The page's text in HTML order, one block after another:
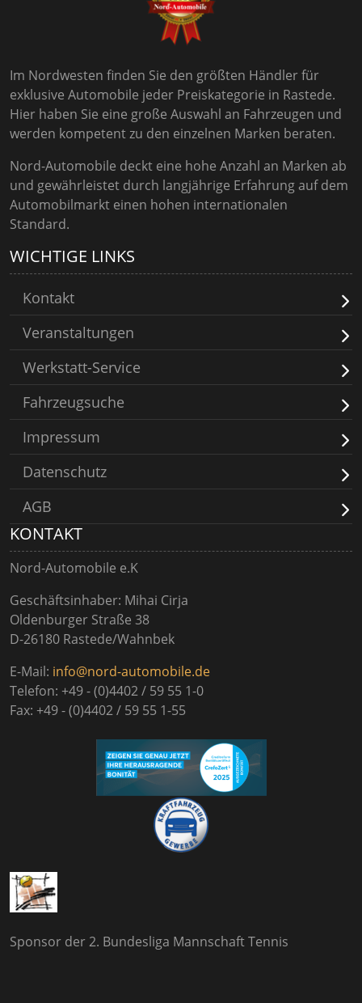
Im Nordwesten finden Sie den größten Händler für
exklusive Automobile jeder Preiskategorie in Rastede.
Hier haben Sie eine große Auswahl an Fahrzeugen und
werden kompetent zu den einzelnen Marken beraten.
Nord-Automobile deckt eine hohe Anzahl an Marken ab
und gewährleistet durch langjährige Erfahrung auf dem
Automobilmarkt einen hohen internationalen
Standard.
WICHTIGE LINKS
Kontakt
Veranstaltungen
Werkstatt-Service
Fahrzeugsuche
Impressum
Datenschutz
AGB
KONTAKT
Nord-Automobile e.K
Geschäftsinhaber: Mihai Cirja
Oldenburger Straße 38
D-26180 Rastede/Wahnbek
E-Mail: info@nord-automobile.de
Telefon: +49 - (0)4402 / 59 55 1-0
Fax: +49 - (0)4402 / 59 55 1-55
Sponsor der 2. Bundesliga Mannschaft Tennis